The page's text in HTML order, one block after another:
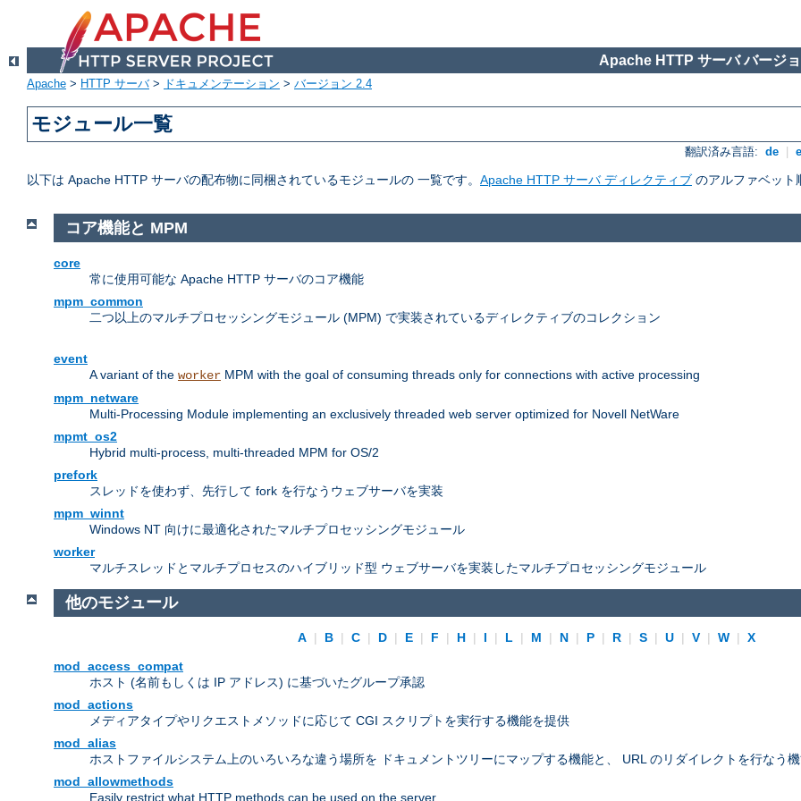
Apache HTTP サーバ バージ
Apache > HTTP サーバ> ドキュメンテーション > バージョン 2.4
モジュール一覧
翻訳済み言語: de
以下は Apache HTTP サーバの配布物に同梱されているモジュールの 一覧です。 Apache HTTP サーバ ディレクティブ のアルファベット
コア機能と MPM
core
常に使用可能な Apache HTTP サーバのコア機能
mpm_common
二つ以上のマルチプロセッシングモジュール (MPM) で実装されているディレクティブのコレクション
event
A variant of the worker MPM with the goal of consuming threads only for connections with active processing
mpm_netware
Multi-Processing Module implementing an exclusively threaded web server optimized for Novell NetWare
mpmt_os2
Hybrid multi-process, multi-threaded MPM for OS/2
prefork
スレッドを使わず、先行して fork を行なうウェブサーバを実装
mpm_winnt
Windows NT 向けに最適化されたマルチプロセッシングモジュール
worker
マルチスレッドとマルチプロセスのハイブリッド型 ウェブサーバを実装したマルチプロセッシングモジュール
他のモジュール
A | B | C | D | E | F | H | I | L | M | N | P | R | S | U | V | W |
X
mod_access_compat
ホスト (名前もしくは IP アドレス) に基づいたグループ承認
mod_actions
メディアタイプやリクエストメソッドに応じて CGI スクリプトを実行する機能を提供
mod_alias
ホストファイルシステム上のいろいろな違う場所を ドキュメントツリーにマップする機能と、 URL のリダイレクトを行なう
mod_allowmethods
Easily restrict what HTTP methods can be used on the server